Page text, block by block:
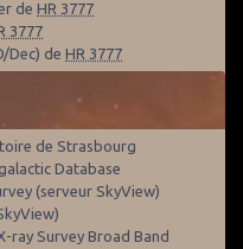
de HR 3777
3777
Dec) de HR 3777
de Strasbourg
Database
(serveur SkyView)
ray Survey Broad Band